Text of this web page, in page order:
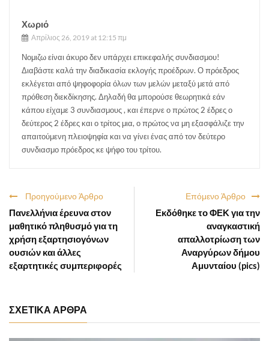
Χωριό
Απρίλιος 26, 2019 at 12:15 πμ
Νομιζω είναι άκυρο δεν υπάρχει επικεφαλής συνδιασμου!
Διαβάστε καλά την διαδικασία εκλογής προέδρων. Ο πρόεδρος
εκλέγεται από ψηφοφορία όλων των μελών μεταξύ μετά από
πρόθεση διεκδίκησης. Δηλαδή θα μπορούσε θεωρητικά εάν
κάπου είχαμε 3 συνδιασμους , και έπερνε ο πρώτος 2 έδρες ο
δεύτερος 2 έδρες και ο τρίτος μια, ο πρώτος να μη εξασφάλιζε την
απαιτούμενη πλειοψηφία και να γίνει ένας από τον δεύτερο
συνδιασμο πρόεδρος κε ψήφο του τρίτου.
Επόμενο Άρθρο
Εκδόθηκε το ΦΕΚ για την
αναγκαστική
απαλλοτρίωση των
Αναργύρων δήμου
Αμυνταίου (pics)
Προηγούμενο Άρθρο
Πανελλήνια έρευνα στον
μαθητικό πληθυσμό για τη
χρήση εξαρτησιογόνων
ουσιών και άλλες
εξαρτητικές συμπεριφορές
ΣΧΕΤΙΚΑ ΑΡΘΡΑ